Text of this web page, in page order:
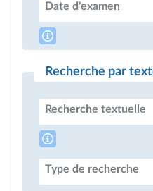
Date d'examen
Recherche par
Recherche textuelle
Type de recherche